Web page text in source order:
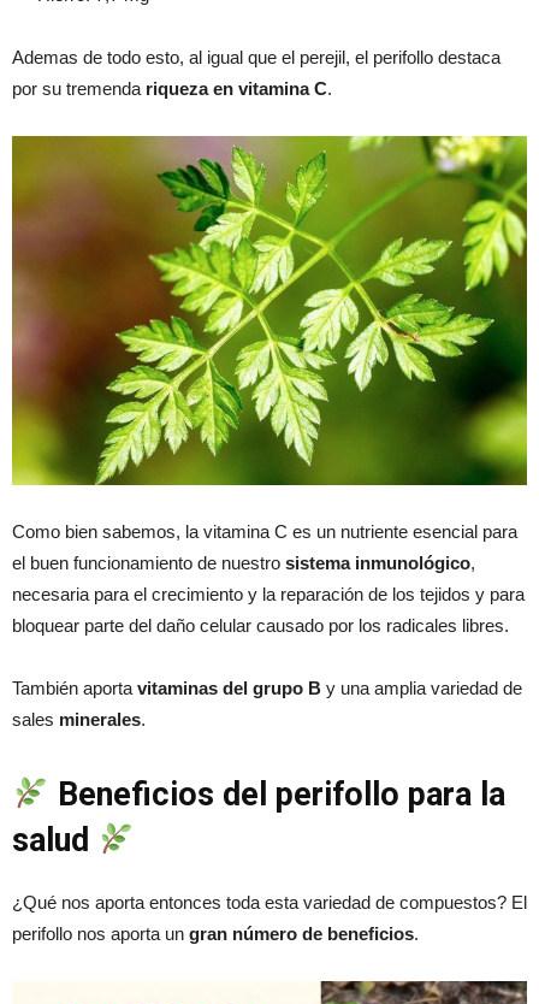
Ademas de todo esto, al igual que el perejil, el perifollo destaca
por su tremenda riqueza en vitamina C.
Como bien sabemos, la vitamina C es un nutriente esencial para
el buen funcionamiento de nuestro sistema inmunológico,
necesaria para el crecimiento y la reparación de los tejidos y para
bloquear parte del daño celular causado por los radicales libres.
También aporta vitaminas del grupo B y una amplia variedad de
sales minerales.
Beneficios del perifollo para la
salud
¿Qué nos aporta entonces toda esta variedad de compuestos? El
perifollo nos aporta un gran número de beneficios.